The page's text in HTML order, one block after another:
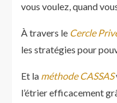
vous voulez, quand
À travers le Cercle
les stratégies pour
Et la méthode CASSAS
l’étrier efficacement